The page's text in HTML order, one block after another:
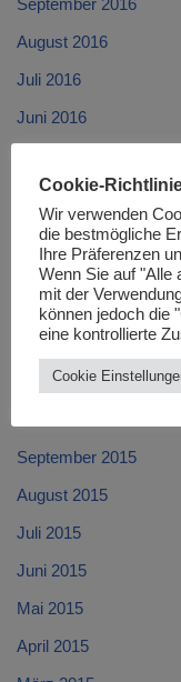
September 2016
August 2016
Juli 2016
Juni 2016
April 2016
März 2016
Februar 2016
Januar 2016
Dezember 2015
November 2015
September 2015
August 2015
Juli 2015
Juni 2015
Mai 2015
April 2015
Cookie-
Wir verwenden
die bestmögliche
Ihre Präferenzen
Wenn Sie auf "Alle
mit der
können jedoch die
eine kontrollierte
Cookie